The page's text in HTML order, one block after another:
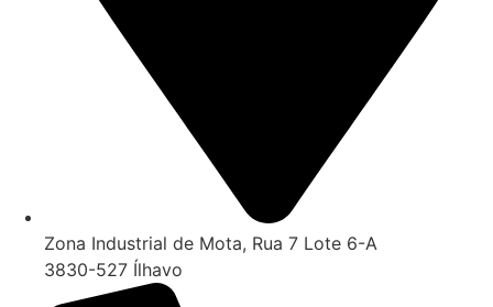
Zona Industrial de Mota, Rua 7 Lote 6-A
3830-527 Ílhavo